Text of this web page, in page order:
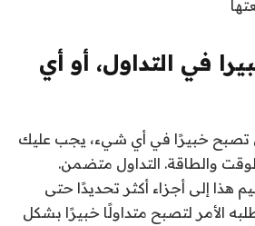
في التداول، أو أي
تصبح خبيرًا في أي شيء، يجب عليك
والطاقة. التداول متضمن.
هذا إلى أجزاء أكثر تحديدًا حتى
الأمر لتصبح متداولًا خبيرًا بشكل